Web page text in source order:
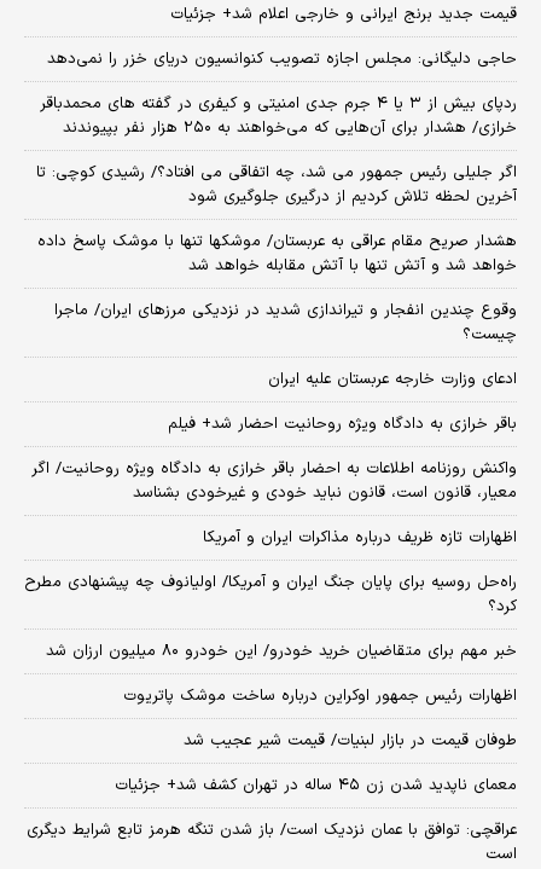
قیمت جدید برنج ایرانی و خارجی اعلام شد+ جزئیات
حاجی دلیگانی: مجلس اجازه تصویب کنوانسیون دریای خزر را نمی‌دهد
ردپای بیش از ۳ یا ۴ جرم جدی امنیتی و کیفری در گفته های محمدباقر
خرازی/ هشدار برای آن‌هایی که می‌خواهند به ۲۵۰ هزار نفر بپیوندند
اگر جلیلی رئیس جمهور می شد، چه اتفاقی می افتاد؟/ رشیدی کوچی: تا
آخرین لحظه تلاش کردیم از درگیری جلوگیری شود
هشدار صریح مقام عراقی به عربستان/ موشکها تنها با موشک پاسخ داده
خواهد شد و آتش تنها با آتش مقابله خواهد شد
وقوع چندین انفجار و تیراندازی شدید در نزدیکی مرز‌های ایران/ ماجرا
چیست؟
ادعای وزارت خارجه عربستان علیه ایران
باقر خرازی به دادگاه ویژه روحانیت احضار شد+ فیلم
واکنش روزنامه اطلاعات به احضار باقر خرازی به دادگاه ویژه روحانیت/ اگر
معیار، قانون است، قانون نباید خودی و غیرخودی بشناسد
اظهارات تازه ظریف درباره مذاکرات ایران و آمریکا
راه‌حل روسیه برای پایان جنگ ایران و آمریکا/ اولیانوف چه پیشنهادی مطرح
کرد؟
خبر مهم برای متقاضیان خرید خودرو/ این خودرو ۸۰ میلیون ارزان شد
اظهارات رئیس جمهور اوکراین درباره ساخت موشک پاتریوت
طوفان قیمت در بازار لبنیات/ قیمت شیر عجیب شد
معمای ناپدید شدن زن ۴۵ ساله در تهران کشف شد+ جزئیات
عراقچی: توافق با عمان نزدیک است/ باز شدن تنگه هرمز تابع شرایط دیگری
است